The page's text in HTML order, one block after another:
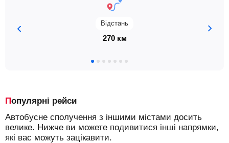
Відстань
270 км
Популярні рейси
Автобусне сполучення з іншими містами досить
велике. Нижче ви можете подивитися інші напрямки,
які вас можуть зацікавити.